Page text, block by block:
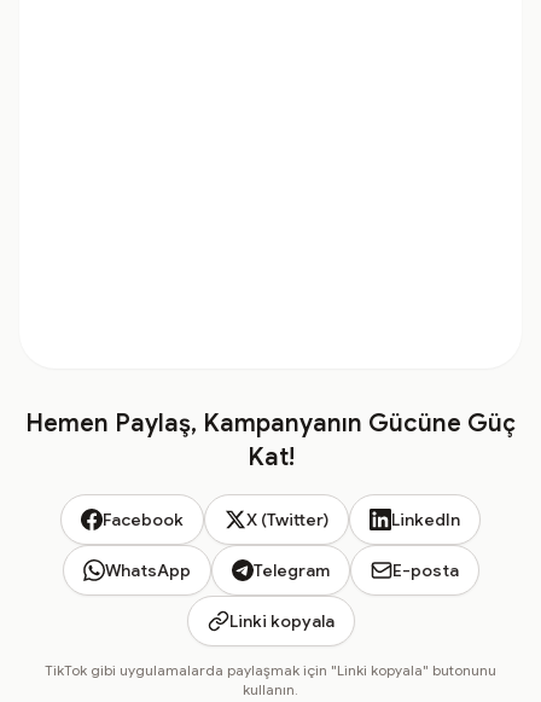
Hemen Paylaş, Kampanyanın Gücüne Güç
Kat!
Facebook X (Twitter) LinkedIn
WhatsApp Telegram E-posta
Linki kopyala
TikTok gibi uygulamalarda paylaşmak için "Linki kopyala" butonunu
kullanın.